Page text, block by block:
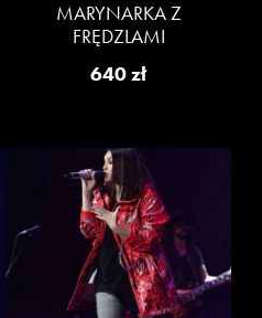
MARYNARKA Z
FRĘDZLAMI
640zł